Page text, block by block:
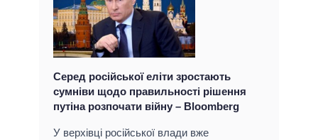
Серед російської еліти зростають
сумніви щодо правильності рішення
путіна розпочати війну – Bloomberg
У верхівці російської влади вже